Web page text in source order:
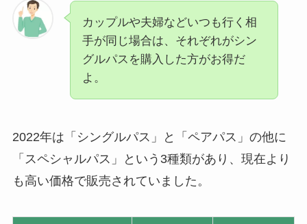
カップルや夫婦などいつも行く相
手が同じ場合は、それぞれがシン
グルパスを購入した方がお得だ
よ。
2022年は「シングルパス」と「ペアパス」の他に
「スペシャルパス」という3種類があり、現在より
も高い価格で販売されていました。